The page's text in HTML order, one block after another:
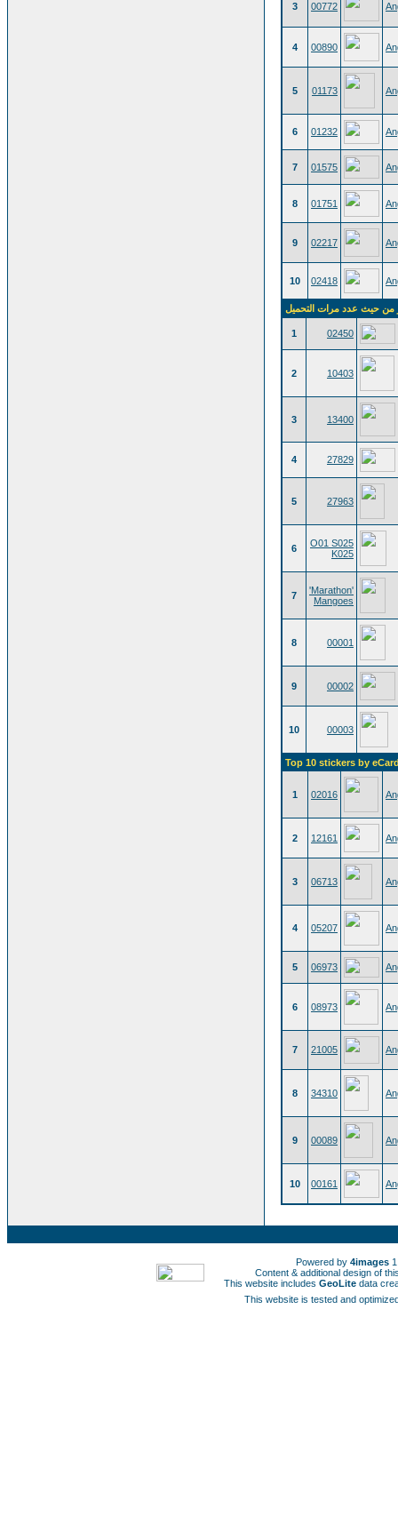
3 00772
4 00890
5 01173
6 01232
7 01575
8 01751
9 02217
10 02418
1 02450
2 10403
3 13400
4 27829
5 27963
6
O01 S025
K025
7
'Marathon'
Mangoes
8 00001
9 00002
10 00003
Top 10 stickers by
1 02016
2 12161
3 06713
4 05207
5 06973
6 08973
7 21005
8 34310
9 00089
10 00161
Powered by 4images
Content & additional design of
This website includes GeoLite data
This website is tested and